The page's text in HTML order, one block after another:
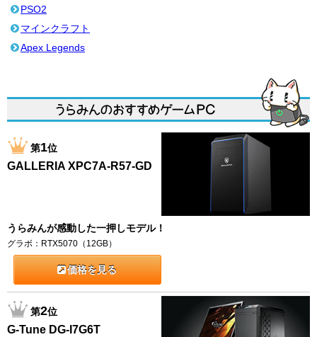
PSO2
マインクラフト
Apex Legends
第1位
GALLERIA XPC7A-R57-GD
うらみんが感動した一押しモデル！
グラボ：RTX5070（12GB）
価格を見る
第2位
G-Tune DG-I7G6T